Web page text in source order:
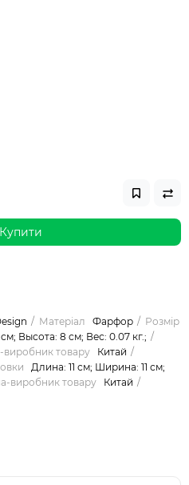
Купити
Матеріал Фарфор
Розмір
Высота: 8 см; Вес: 0.07 кг.;
виробник товару
Китай
Длина: 11 см; Ширина: 11 см;
виробник товару Китай